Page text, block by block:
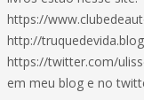
https://
http://
https://twitter.com/
em meu blog e no